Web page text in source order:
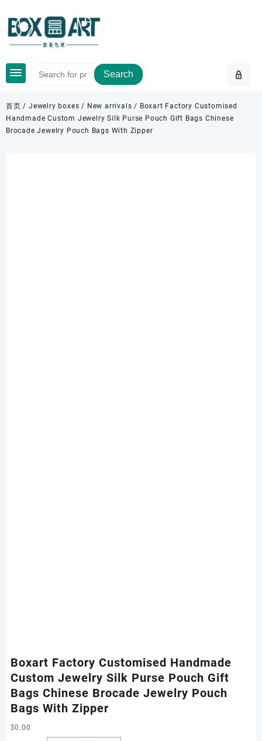
content
Search
首页 /Jewelry boxes / New arrivals / Boxart Factory Customised
Handmade Custom Jewelry Silk Purse Pouch Gift Bags Chinese
Brocade Jewelry Pouch Bags With Zipper
Boxart Factory Customised Handmade
Custom Jewelry Silk Purse Pouch Gift
Bags Chinese Brocade Jewelry Pouch
Bags With Zipper
$0.00